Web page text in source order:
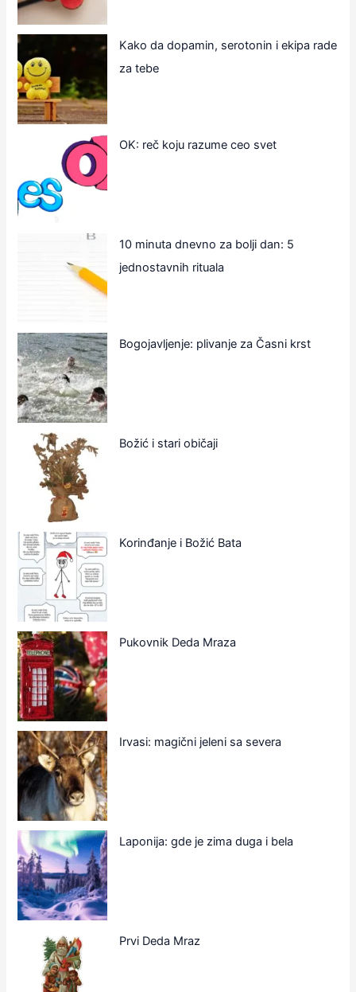
Kako da dopamin, serotonin i ekipa rade
za tebe
OK: reč koju razume ceo svet
10 minuta dnevno za bolji dan: 5
jednostavnih rituala
Bogojavljenje: plivanje za Časni krst
Božić i stari običaji
Korinđanje i Božić Bata
Pukovnik Deda Mraza
Irvasi: magični jeleni sa severa
Laponija: gde je zima duga i bela
Prvi Deda Mraz